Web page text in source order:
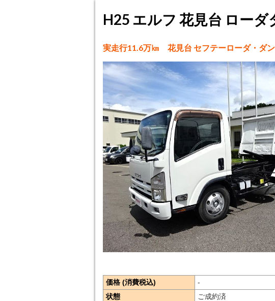
H25 エルフ 花見台 ロー
実走行11.6万㎞ 花見台 セフテーローダ・ダ
価格 (消費税込)
-
状態
ご成約済